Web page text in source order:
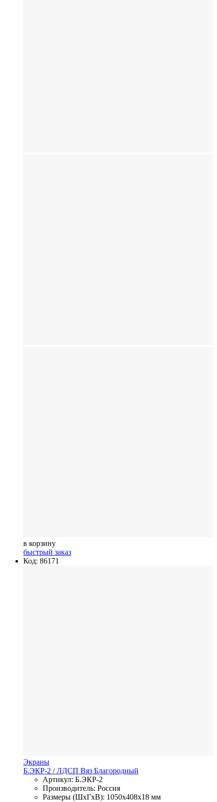
в корзину
быстрый заказ
Код: 86171
Экраны
Б.ЭКР-2 / ЛДСП Вяз Благородный
Артикул: Б.ЭКР-2
Производитель: Россия
Размеры (ШхГхВ): 1050x408x18 мм